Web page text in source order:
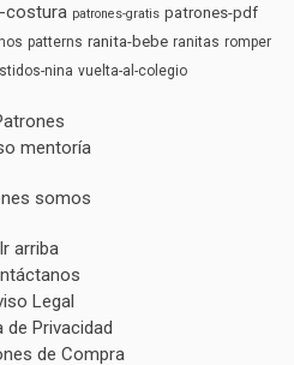
costura patrones-gratis patrones-pdf
patterns ranita-bebe ranitas romper
nina vuelta-al-colegio
mentoría
somos
Ir arriba
Legal
de Privacidad
de Compra